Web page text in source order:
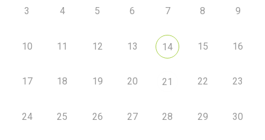
3 4 5 6 7 8 9
10 11 12 13 14 15 16
17 18 19 20 21 22 23
24 25 26 27 28 29 30